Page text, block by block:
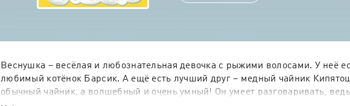
Веснушка – весёлая и любознательная девочка с рыжими волосами. У неё
любимый котёнок Барсик. А ещё есть лучший друг – медный чайник
обычный чайник, а волшебный и очень умный! Он умеет разговаривать,